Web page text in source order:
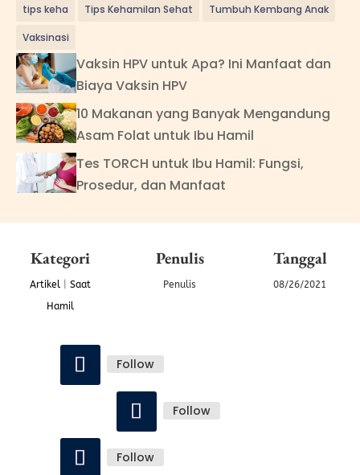
tips keha Tips Kehamilan Sehat Tumbuh Kembang Anak
Vaksinasi
Vaksin HPV untuk Apa? Ini Manfaat dan
Biaya Vaksin HPV
10 Makanan yang Banyak Mengandung
Asam Folat untuk Ibu Hamil
Tes TORCH untuk Ibu Hamil: Fungsi,
Prosedur, dan Manfaat
Kategori
Artikel
Saat
Hamil
Penulis
Penulis
Tanggal
08/26/2021
Follow
Follow
Follow